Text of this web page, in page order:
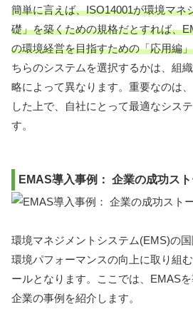
簡単に言えば、ISO14001が環境マネ
礎」を築くための規格だとすれば、
の環境経営を目指すための「応用編
ちらのシステムを選択するかは、組
略によって異なります。重要なのは
した上で、自社にとって最適なシス
す。
EMAS導入事例： 企業の成功ス
環境マネジメントシステム(EMS)の国
環境パフォーマンスの向上に取り組
ールとなります。ここでは、EMAS
企業の事例を紹介します。